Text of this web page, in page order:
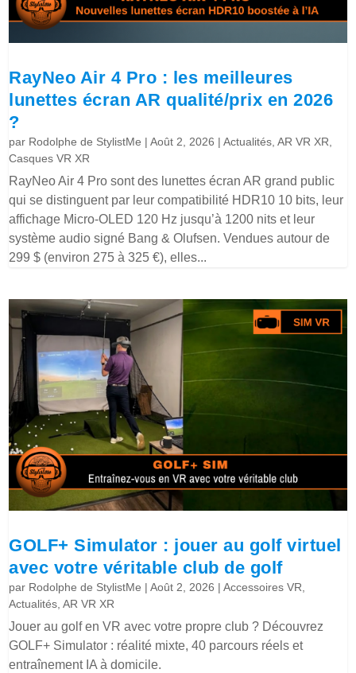
RayNeo Air 4 Pro : les meilleures
lunettes écran AR qualité/prix en 2026
?
par Rodolphe de StylistMe |Août 2, 2026 |Actualités,AR VR XR,
Casques VR XR
RayNeo Air 4 Pro sont des lunettes écran AR grand public
qui se distinguent par leur compatibilité HDR10 10 bits, leur
affichage Micro-OLED 120 Hz jusqu’à 1200 nits et leur
système audio signé Bang & Olufsen. Vendues autour de
299 $ (environ 275 à 325 €), elles...
GOLF+ Simulator : jouer au golf virtuel
avec votre véritable club de golf
par Rodolphe de StylistMe |Août 2, 2026 |Accessoires VR,
Actualités,AR VR XR
Jouer au golf en VR avec votre propre club ? Découvrez
GOLF+ Simulator : réalité mixte, 40 parcours réels et
entraînement IA à domicile.